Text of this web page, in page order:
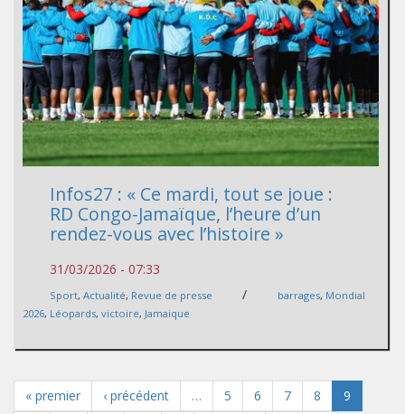
Infos27 : « Ce mardi, tout se joue :
RD Congo-Jamaïque, l’heure d’un
rendez-vous avec l’histoire »
31/03/2026 - 07:33
Sport, Actualité, Revue de presse / barrages, Mondial
2026, Léopards, victoire, Jamaique
« premier ‹ précédent … 5 6 7 8
9